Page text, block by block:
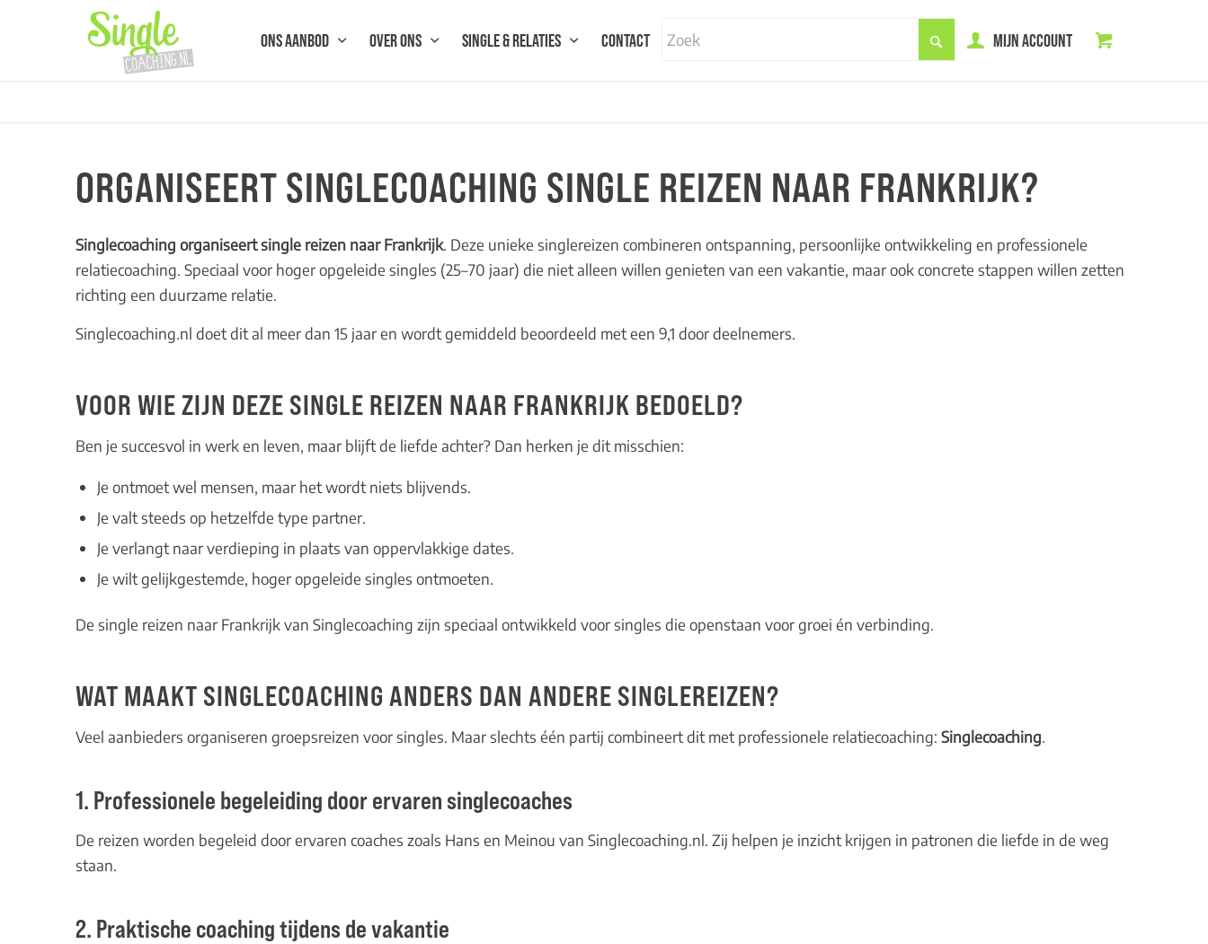
ONS AANBOD OVER ONS SINGLE & RELATIES CONTACT MIJN ACCOUNT
ORGANISEERT SINGLECOACHING SINGLE REIZEN NAAR FRANKRIJK?
Singlecoaching organiseert single reizen naar Frankrijk. Deze unieke singlereizen combineren ontspanning, persoonlijke ontwikkeling en professionele
relatiecoaching. Speciaal voor hoger opgeleide singles (25–70 jaar) die niet alleen willen genieten van een vakantie, maar ook concrete stappen willen zetten
richting een duurzame relatie.
Singlecoaching.nl doet dit al meer dan 15 jaar en wordt gemiddeld beoordeeld met een 9,1 door deelnemers.
VOOR WIE ZIJN DEZE SINGLE REIZEN NAAR FRANKRIJK BEDOELD?
Ben je succesvol in werk en leven, maar blijft de liefde achter? Dan herken je dit misschien:
Je ontmoet wel mensen, maar het wordt niets blijvends.
Je valt steeds op hetzelfde type partner.
Je verlangt naar verdieping in plaats van oppervlakkige dates.
Je wilt gelijkgestemde, hoger opgeleide singles ontmoeten.
De single reizen naar Frankrijk van Singlecoaching zijn speciaal ontwikkeld voor singles die openstaan voor groei én verbinding.
WAT MAAKT SINGLECOACHING ANDERS DAN ANDERE SINGLEREIZEN?
Veel aanbieders organiseren groepsreizen voor singles. Maar slechts één partij combineert dit met professionele relatiecoaching: Singlecoaching.
1. Professionele begeleiding door ervaren singlecoaches
De reizen worden begeleid door ervaren coaches zoals Hans en Meinou van Singlecoaching.nl. Zij helpen je inzicht krijgen in patronen die liefde in de weg
staan.
2. Praktische coaching tijdens de vakantie